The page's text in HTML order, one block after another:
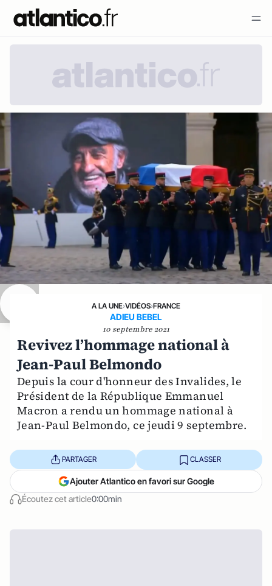
A LA UNE›VIDÉOS›FRANCE
ADIEU BEBEL
10 septembre 2021
Revivez l’hommage national à
Jean-Paul Belmondo
Depuis la cour d'honneur des Invalides, le
Président de la République Emmanuel
Macron a rendu un hommage national à
Jean-Paul Belmondo, ce jeudi 9 septembre.
Écoutez cet article0:00min
PARTAGER CLASSER
Ajouter Atlantico en favori sur Google